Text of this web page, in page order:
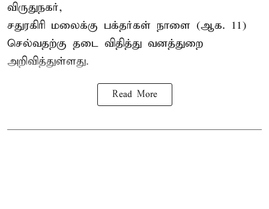
விருதுநகர்,
சதுரகிரி மலைக்கு பக்தர்கள் நாளை (ஆக. 11)
செல்வதற்கு தடை விதித்து வனத்துறை
அறிவித்துள்ளது.
Read More